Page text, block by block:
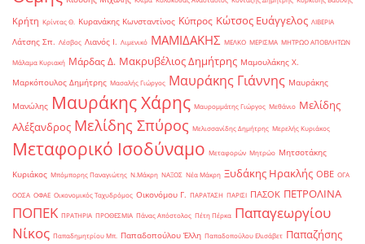
Κρήτη Κρίντας Θ. Κυρανάκης Κωνσταντίνος Κύπρος Κώτσος Ευάγγελος ΛΙΒΕΡΙΑ
Λάτσης Σπ. Λέσβος Λιανός Ι. Λιμενικό ΜΑΜΙΔΑΚΗΣ ΜΕΛΚΟ ΜΕΡΙΣΜΑ ΜΗΤΡΩΟ ΑΠΟΒΛΗΤΩΝ
Μάλαμα Κυριακή Μάρδας Δ. Μακρυβέλιος Δημήτρης Μαμουλάκης Χ.
Μαρκόπουλος Δημήτρης Μασαλής Γιώργος Μαυράκης Γιάννης Μαυράκης
Μανώλης Μαυράκης Χάρης Μαυρομμάτης Γιώργος Μεθάνιο Μελίδης
Αλέξανδρος Μελίδης Σπύρος Μελισσανίδης Δημήτρης Μερελής Κυριάκος
Μεταφορικό Ισοδύναμο Μεταφορών Μητρώο Μητσοτάκης
Κυριάκος Μπόμπορης Παναγιώτης Ν.Μάκρη ΝΑΞΟΣ Νέα Μάκρη Ξυδάκης Ηρακλής ΟΒΕ ΟΓΑ
ΟΟΣΑ ΟΦΑΕ Οικονομικός Ταχυδρόμος Οικονόμου Γ. ΠΑΡΑΤΑΣΗ ΠΑΡΙΣΙ ΠΑΣΟΚ ΠΕΤΡΟΛΙΝΑ
ΠΟΠΕΚ ΠΡΑΤΗΡΙΑ ΠΡΟΘΕΣΜΙΑ Πάνας Απόστολος Πέτη Πέρκα Παπαγεωργίου
Νίκος Παπαδημητρίου Μπ. Παπαδοπούλου Έλλη Παπαδοπούλου Ελισάβετ Παπαζήσης